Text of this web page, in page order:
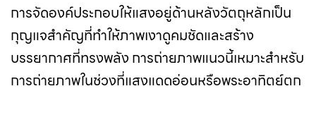
การจัดองค์ประกอบให้แสงอยู่ด้านหลังวัตถุหลักเป็น
กุญแจสำคัญที่ทำให้ภาพเงาดูคมชัดและสร้าง
บรรยากาศที่ทรงพลัง การถ่ายภาพแนวนี้เหมาะสำหรับ
การถ่ายภาพในช่วงที่แสงแดดอ่อนหรือพระอาทิตย์ตก